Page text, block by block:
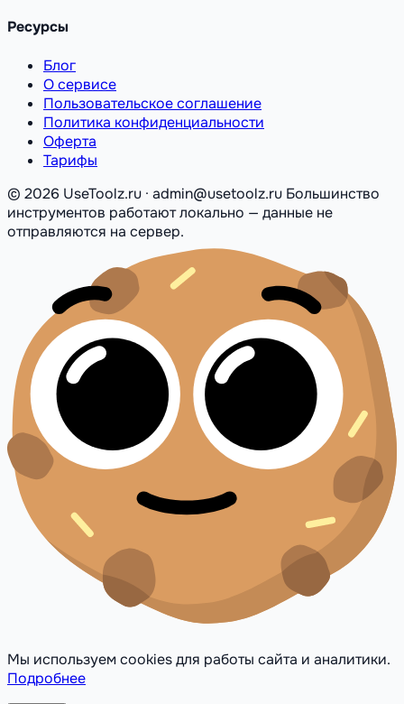
Ресурсы
Блог
О сервисе
Пользовательское соглашение
Политика конфиденциальности
Оферта
Тарифы
© 2026 UseToolz.ru · admin@usetoolz.ru Большинство
инструментов работают локально — данные не
отправляются на сервер.
Мы используем cookies для работы сайта и аналитики.
Подробнее